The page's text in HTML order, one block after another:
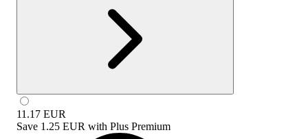
11.17 EUR
Save 1.25 EUR with Plus Premium